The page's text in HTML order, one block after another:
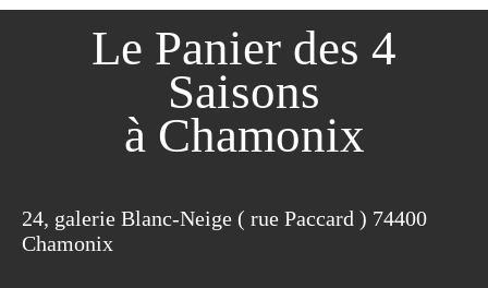
Le Panier des 4
Saisons
à Chamonix
24, galerie Blanc-Neige ( rue Paccard ) 74400
Chamonix